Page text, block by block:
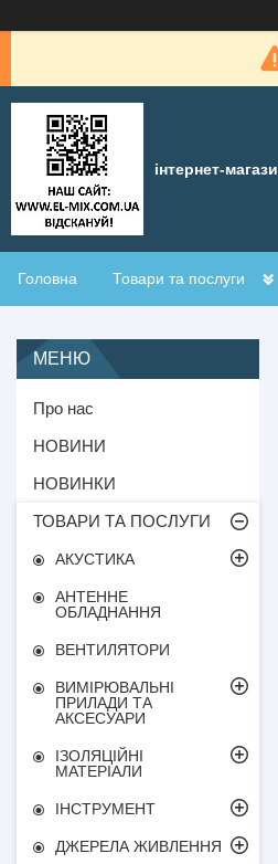
інтернет-
Головна Товари та послуги
Про нас
НОВИНИ
НОВИНКИ
ТОВАРИ ТА ПОСЛУГИ
АКУСТИКА
АНТЕННЕ
ОБЛАДНАННЯ
ВЕНТИЛЯТОРИ
ВИМІРЮВАЛЬНІ
ПРИЛАДИ ТА
АКСЕСУАРИ
ІЗОЛЯЦІЙНІ
МАТЕРІАЛИ
ІНСТРУМЕНТ
ДЖЕРЕЛА ЖИВЛЕННЯ